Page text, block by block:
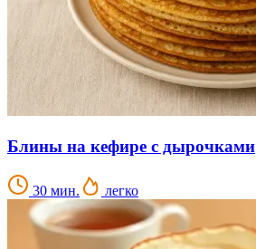
Блины на кефире с дырочками
30 мин. легко